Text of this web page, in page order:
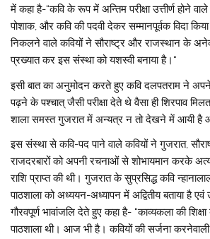
में कहा है-“कवि के रूप में अन्तिम परीक्षा उत्तीर्ण होने वाले
पोशाक, और कवि की पदवी देकर सम्मानपूर्वक विदा
निकलने वाले कवियों ने सौराष्ट्र और राजस्थान के
प्रख्यात कर इस संस्था को यशस्वी बनाया है।“
इसी बात का अनुमोदन करते हुए कवि दलपतराम ने
पढ़ने के पश्चात् जैसी परीक्षा देते थे वैसा ही शिरपाव
शाला समस्त गुजरात में अन्यत्र न तो देखने में आयी
इस संस्था से कवि-पद पाने वाले कवियों ने गुजरात,
राजदरबारों को अपनी रचनाओं से शोभायमान करके
राशि प्राप्त की थी। गुजरात के सुप्रसिद्ध कवि
पाठशाला को अध्ययन-अध्यापन में अद्वितीय बताया है
गौरवपूर्ण भावांजलि देते हुए कहा है- “काव्यकला की
पाठशाला थी। आज भी है। कवियों की सर्जना